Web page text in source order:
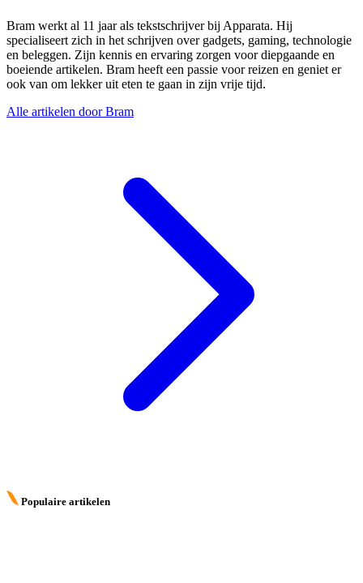
Bram werkt al 11 jaar als tekstschrijver bij Apparata. Hij
specialiseert zich in het schrijven over gadgets, gaming, technologie
en beleggen. Zijn kennis en ervaring zorgen voor diepgaande en
boeiende artikelen. Bram heeft een passie voor reizen en geniet er
ook van om lekker uit eten te gaan in zijn vrije tijd.
Alle artikelen door Bram
Populaire artikelen